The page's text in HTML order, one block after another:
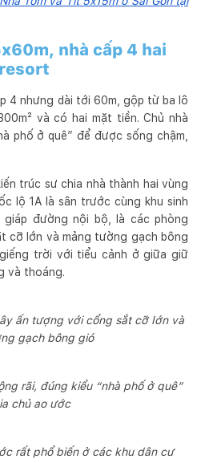
nhà cấp 4 hai
4 nhưng dài tới 60m, gộp từ ba lô
và có hai mặt tiền. Chủ nhà
phố ở quê” để được sống chậm,
trúc sư chia nhà thành hai vùng
lộ 1A là sân trước cùng khu sinh
đường nội bộ, là các phòng
cỡ lớn và mảng tường gạch bông
trời với tiểu cảnh ở giữa giữ
và thoáng.
ấn tượng với cổng sắt cỡ lớn và
gạch bông gió
rãi, đúng kiểu “nhà phố ở quê”
chủ ao ước
rất phổ biến ở các khu dân cư